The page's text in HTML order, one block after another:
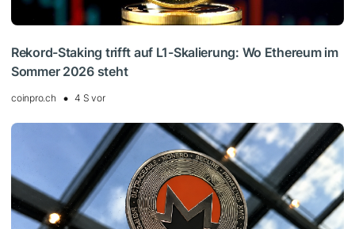
Rekord-Staking trifft auf L1-Skalierung: Wo Ethereum im
Sommer 2026 steht
coinpro.ch 4 S vor